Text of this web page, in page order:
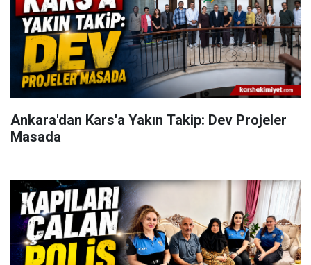
Ankara'dan Kars'a Yakın Takip: Dev Projeler
Masada